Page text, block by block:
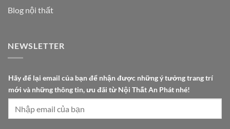
Blog nội thất
NEWSLETTER
ấ
N
Hãy để lại email của bạn để nhận được những ý tưởng trang trí
mới và những thông tin, ưu đãi từ Nội Thất An Phát nhé!